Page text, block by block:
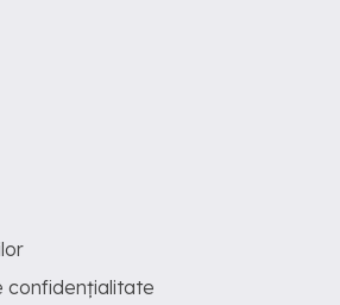
confidențialitate